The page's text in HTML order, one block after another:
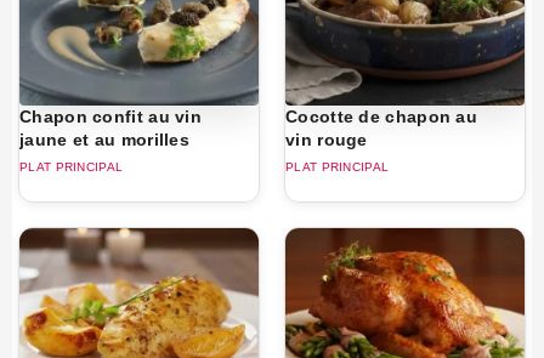
Chapon confit au vin
jaune et au morilles
PLAT PRINCIPAL
Cocotte de chapon au
vin rouge
PLAT PRINCIPAL